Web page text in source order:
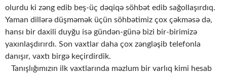
olurdu ki zəng edib beş-üç dəqiqə söhbət edib sağollaşırdıq.
Yaman dillərə düşməmək üçün söhbətimiz çox çəkməsə də,
hansı bir daxili duyğu isə gündən-günə bizi bir-birimizə
yaxınlaşdırırdı. Son vaxtlar daha çox zəngləşib telefonla
danışır, vaxtı birgə keçirdirdik.
Tanışlığımızın ilk vaxtlarında məzlum bir varlıq kimi hesab